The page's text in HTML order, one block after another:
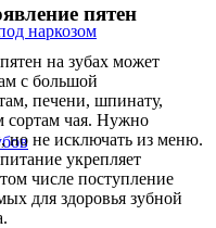
наркозом
пятен
на зубах может
с большой
печени, шпинату,
сортам чая. Нужно
но не исключать из меню.
укрепляет
числе поступление
для здоровья зубной